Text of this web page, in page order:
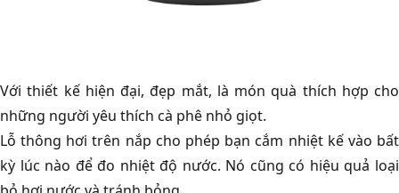
Với thiết kế hiện đại, đẹp mắt, là món quà thích hợp cho
những người yêu thích cà phê nhỏ giọt.
Lỗ thông hơi trên nắp cho phép bạn cắm nhiệt kế vào bất
kỳ lúc nào để đo nhiệt độ nước. Nó cũng có hiệu quả loại